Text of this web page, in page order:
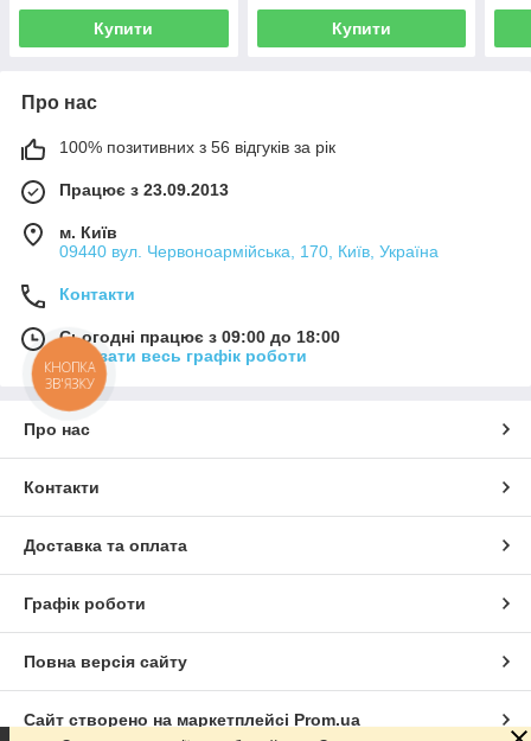
Купити Купити
Про нас
100% позитивних з 56 відгуків за рік
Працює з 23.09.2013
м. Київ
09440 вул. Червоноармійська, 170, Київ, Україна
Контакти
Сьогодні працює з 09:00 до 18:00
Показати весь графік роботи
Про нас
Контакти
Доставка та оплата
Графік роботи
Повна версія сайту
Сайт створено на маркетплейсі Prom.ua
КНОПКА
ЗВ'ЯЗКУ